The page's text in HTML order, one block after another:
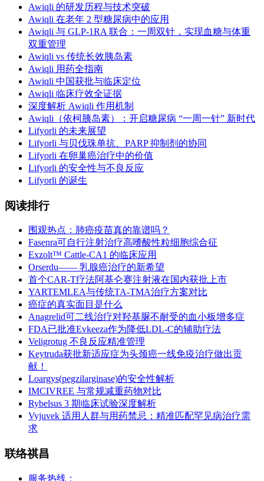
Awiqli 的研发历程与技术突破
Awiqli 在老年 2 型糖尿病中的应用
Awiqli 与 GLP-1RA 联合：一周双针，实现血糖与体重
双重管理
Awiqli vs 传统长效胰岛素
Awiqli 用药全指南
Awiqli 中国获批与临床定位
Awiqli 临床疗效全证据
深度解析 Awiqli 作用机制
Awiqli（依柯胰岛素）：开启糖尿病 “一周一针” 新时代
Lifyorli 的未来展望
Lifyorli 与贝伐珠单抗、PARP 抑制剂的协同
Lifyorli 在卵巢癌治疗中的价值
Lifyorli 的安全性与不良反应
Lifyorli 的诞生
阅读排行
围观热点：肺癌疫苗真的靠谱吗？
Fasenra可自行注射治疗高嗜酸性粒细胞综合征
Exzolt™ Cattle-CA1 的临床应用
Orserdu—— 乳腺癌治疗的新希望
首个CAR-T疗法阿基仑赛注射液在国内获批上市
YARTEMLEA与传统TA-TMA治疗方案对比
癌症的真实面目是什么
Anagrelid可二线治疗对羟基脲不耐受的血小板增多症
FDA已批准Evkeeza作为降低LDL-C的辅助疗法
Veligrotug 不良反应精准管理
Keytruda获批新适应症为头颈癌一线免疫治疗做出贡
献！
Loargys(pegzilarginase)的安全性解析
IMCIVREE 与常规减重药物对比
Rybelsus 3 期临床试验深度解析
Vyjuvek 适用人群与用药禁忌：精准匹配罕见病治疗需
求
联络祺昌
服务热线：